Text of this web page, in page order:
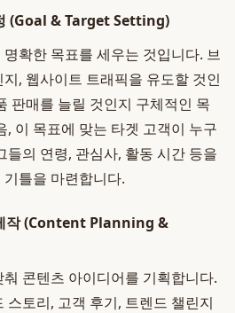
(Goal & Target Setting)
확한 목표를 세우는 것입니다. 브
, 웹사이트 트래픽을 유도할 것인
판매를 늘릴 것인지 구체적인 목
, 이 목표에 맞는 타겟 고객이 누구
들의 연령, 관심사, 활동 시간 등을
틀을 마련합니다.
작 (Content Planning &
콘텐츠 아이디어를 기획합니다.
스토리, 고객 후기, 트렌드 챌린지